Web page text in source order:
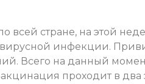
всей стране, на этой
инфекции.
Всего на данный
проходит в два